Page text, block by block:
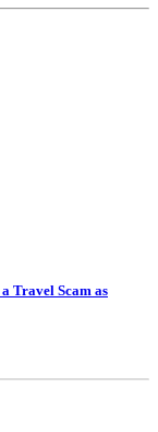
Travel Scam as